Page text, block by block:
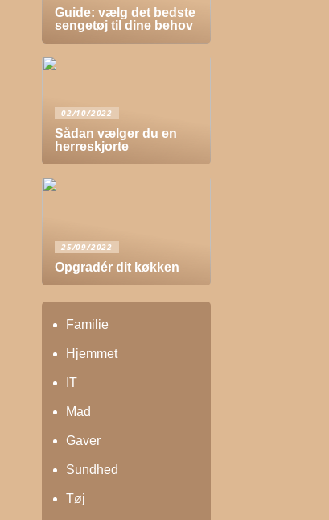
Guide: vælg det bedste
sengetøj til dine behov
02/10/2022
Sådan vælger du en
herreskjorte
25/09/2022
Opgradér dit køkken
Familie
Hjemmet
IT
Mad
Gaver
Sundhed
Tøj